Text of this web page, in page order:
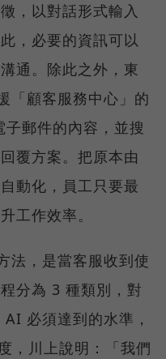
，以對話形式輸入
，必要的資訊可以
通。除此之外，東
「顧客服務中心」的
郵件的內容，並搜
覆方案。把原本由
動化，員工只要最
工作效率。
法，是當客服收到使
分為 3 種類別，對
必須達到的水準，
，川上說明：「我們